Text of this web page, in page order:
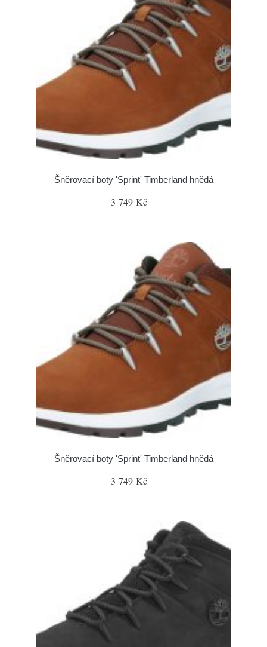
Šněrovací boty 'Sprint' Timberland hnědá
3 749 Kč
Šněrovací boty 'Sprint' Timberland hnědá
3 749 Kč